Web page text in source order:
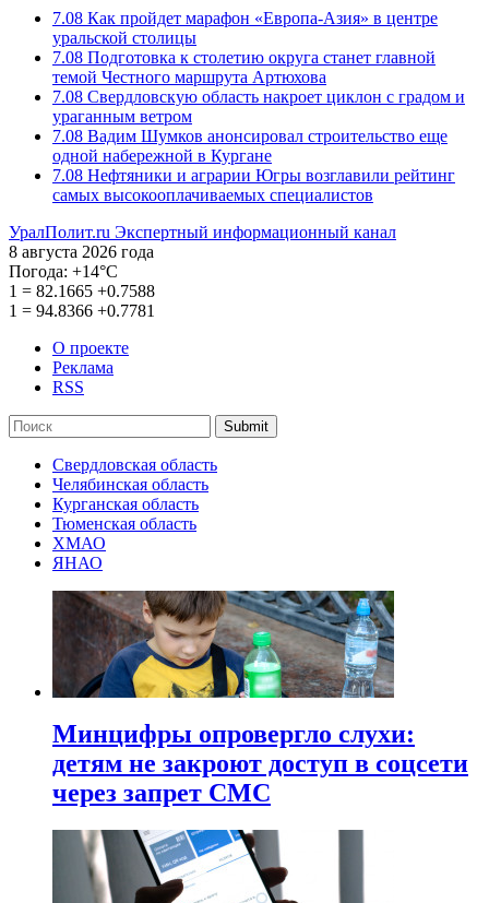
7.08 Как пройдет марафон «Европа-Азия» в центре
уральской столицы
7.08 Подготовка к столетию округа станет главной
темой Честного маршрута Артюхова
7.08 Свердловскую область накроет циклон с градом и
ураганным ветром
7.08 Вадим Шумков анонсировал строительство еще
одной набережной в Кургане
7.08 Нефтяники и аграрии Югры возглавили рейтинг
самых высокооплачиваемых специалистов
УралПолит.ru Экспертный информационный канал
8 августа 2026 года
Погода: +14°С
1 = 82.1665 +0.7588
1 = 94.8366 +0.7781
О проекте
Реклама
RSS
Submit
Свердловская область
Челябинская область
Курганская область
Тюменская область
ХМАО
ЯНАО
Минцифры опровергло слухи:
детям не закроют доступ в соцсети
через запрет СМС